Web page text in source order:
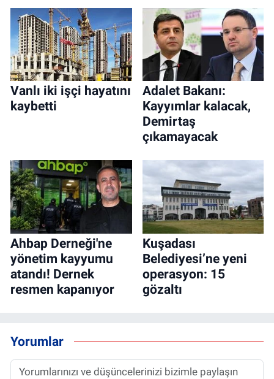
Vanlı iki işçi hayatını
kaybetti
Adalet Bakanı:
Kayyımlar kalacak,
Demirtaş
çıkamayacak
Ahbap Derneği'ne
yönetim kayyumu
atandı! Dernek
resmen kapanıyor
Kuşadası
Belediyesi’ne yeni
operasyon: 15
gözaltı
Yorumlar